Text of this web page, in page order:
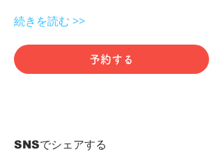
続きを読む >>
予約する
SNSでシェアする